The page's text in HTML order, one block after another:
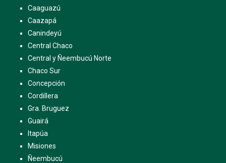
Caaguazú
Caazapá
Canindeyú
Central Chaco
Central y Ñeembucú Norte
Chaco Sur
Concepción
Cordillera
Gra. Bruguez
Guairá
Itapúa
Misiones
Ñeembucú